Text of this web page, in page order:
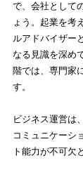
で、会社として
ょう。起業を考
ルアドバイザー
なる見識を深め
階では、専門家
す。
ビジネス運営は
コミュニケーシ
ト能力が不可欠